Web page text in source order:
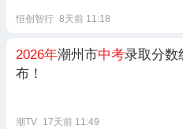
恒创智行 8天前 11:18
2026年潮州市中考录取分数
布！
潮TV 17天前 11:49